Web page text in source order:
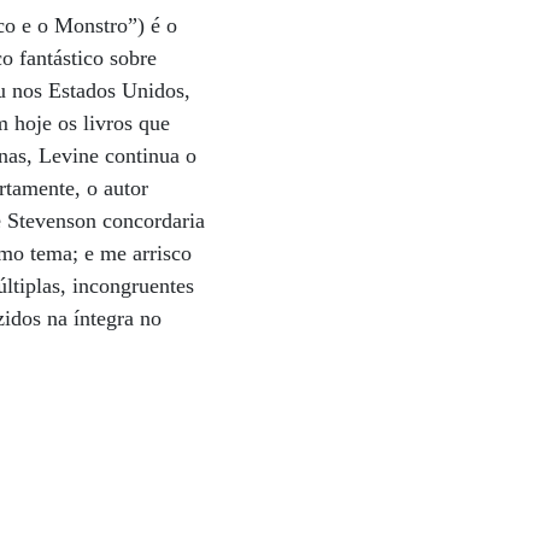
e o Monstro”) é o
fantástico sobre
nos Estados Unidos,
hoje os livros que
Levine continua o
o autor
concordaria
tema; e me arrisco
incongruentes
na íntegra no